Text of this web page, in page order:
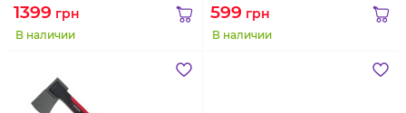
1399 грн
В наличии
599 грн
В наличии